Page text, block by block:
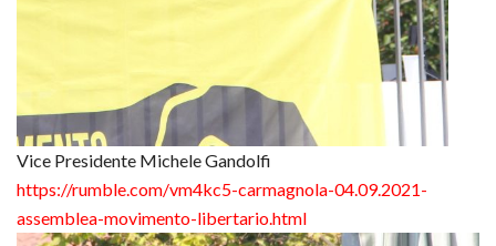
Vice Presidente Michele Gandolfi
https://rumble.com/vm4kc5-carmagnola-04.09.2021-
assemblea-movimento-libertario.html